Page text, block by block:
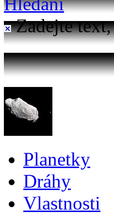
Zadejte text,
Planetky
Dráhy
Vlastnosti